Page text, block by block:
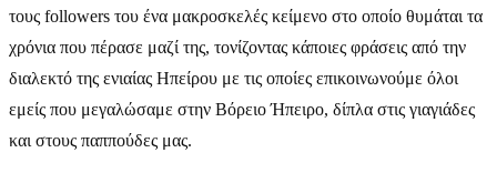
τους followers του ένα μακροσκελές κείμενο στο οποίο θυμάται τα
χρόνια που πέρασε μαζί της, τονίζοντας κάποιες φράσεις από την
διαλεκτό της ενιαίας Ηπείρου με τις οποίες επικοινωνούμε όλοι
εμείς που μεγαλώσαμε στην Βόρειο Ήπειρο, δίπλα στις γιαγιάδες
και στους παππούδες μας.